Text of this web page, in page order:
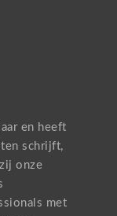
en heeft
schrijft,
onze
met